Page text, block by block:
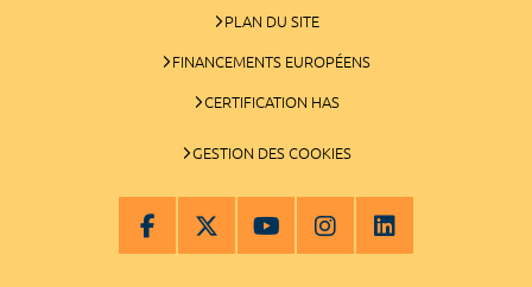
PLAN DU SITE
FINANCEMENTS EUROPÉENS
CERTIFICATION HAS
GESTION DES COOKIES